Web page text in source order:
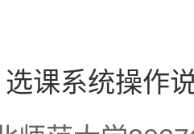
选课系统操作